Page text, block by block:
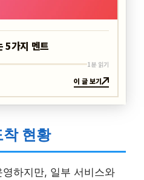
5가지 멘트
1분 읽기
이 글 보기
현황
하지만, 일부 서비스와